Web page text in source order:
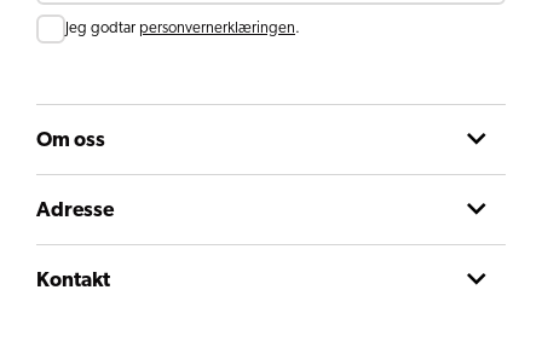
Consent
Jeg godtar personvernerklæringen.
Om oss
Adresse
Kontakt